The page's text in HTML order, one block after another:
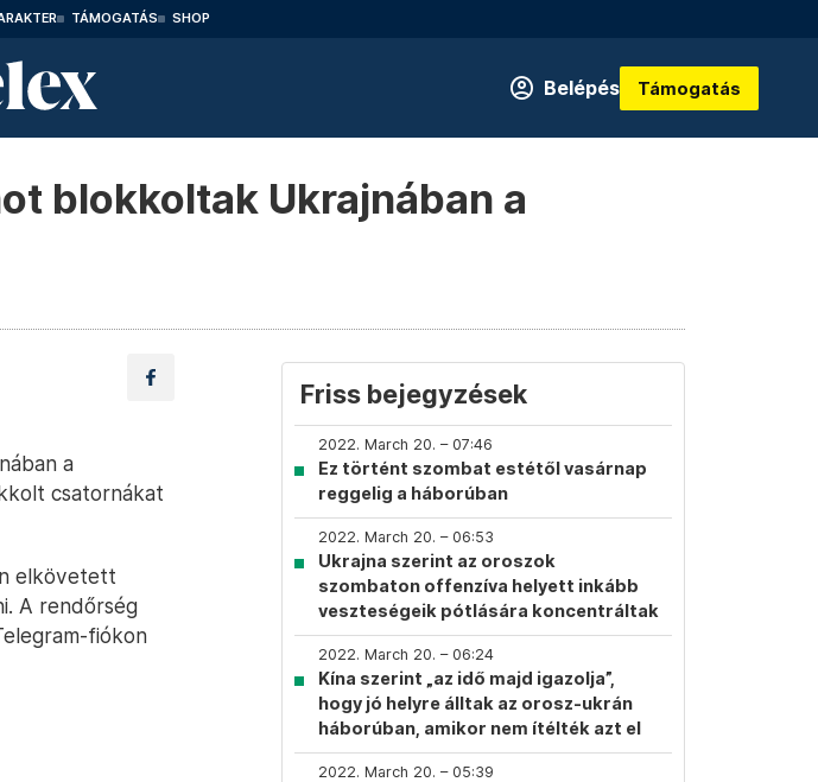
TÁMOGATÁS SHOP
Belépés Támogatás
blokkoltak Ukrajnában a
a
csatornákat
elkövetett
A rendőrség
fiókon
Friss bejegyzések
2022. March 20. – 07:46
Ez történt szombat estétől vasárnap
reggelig a háborúban
2022. March 20. – 06:53
Ukrajna szerint az oroszok
szombaton offenzíva helyett inkább
veszteségeik pótlására koncentráltak
2022. March 20. – 06:24
Kína szerint „az idő majd igazolja”,
hogy jó helyre álltak az orosz-ukrán
háborúban, amikor nem ítélték azt el
2022. March 20. – 05:39